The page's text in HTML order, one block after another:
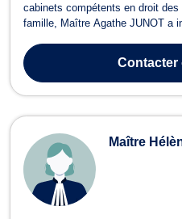
cabinets compétents en droit
famille, Maître Agathe JUNOT a
à profit son expertise pour
professionnalisme. Maîtr...Contacter
Maître